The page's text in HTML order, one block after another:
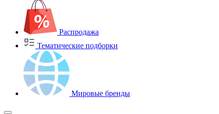
Распродажа
Тематические подборки
Мировые бренды